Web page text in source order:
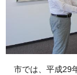
市では、平成29